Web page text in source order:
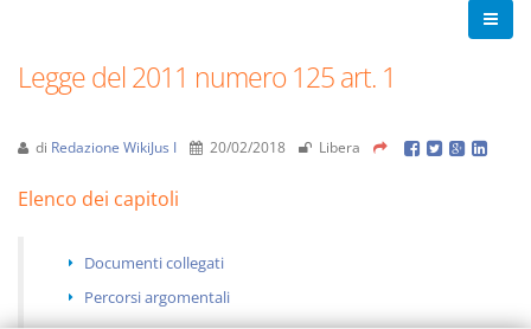
Legge del 2011 numero 125 art. 1
di Redazione WikiJus I 20/02/2018 Libera
Elenco dei capitoli
Documenti collegati
Percorsi argomentali